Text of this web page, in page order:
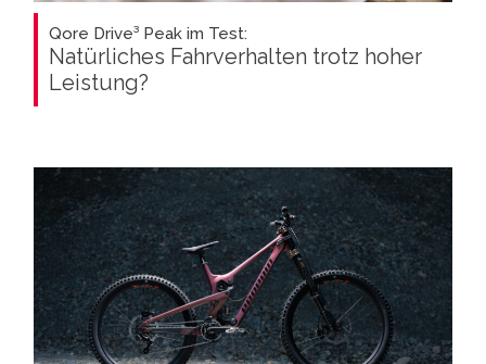
Qore Drive³ Peak im Test:
Natürliches Fahrverhalten trotz hoher
Leistung?